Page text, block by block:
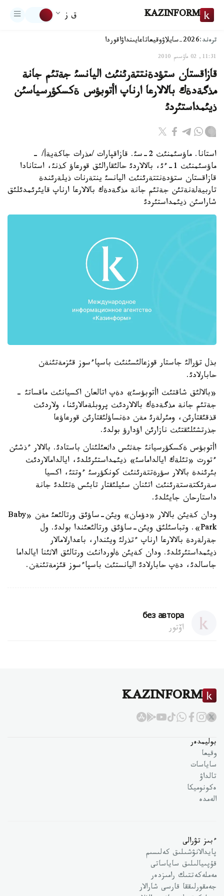
KAZINFORM ق ز
ترەند:2026-سايلاۋ وقيعاتاعايىنداۋاقوردا
11:31, 02 ماۋسىم 2010
قازاقستان ستؤدةنتتةرئنئث اليانسئ جةتئم جانة
مذگةدةك بالالارعا ارناپ اأتوبؤس ةكسكؤرسياسئن
ذيئمداستئردئ
استانا. ماؤسئمنئث 2-سئ. قازاقپارات /مذرات جاكةيةأ/ -
ماؤسئمنئث 1-ءئ، بالالاردئ حالئقارالئق قورعاؤ كذنئ، استانادا
قازاقستان ستؤدةنتتةرئنئث اليانسئ ينتةرنات ذيلةرئندة
تاربيةلةنةتئن جةتئم جانة مذگةدةك بالالارعا ارناپ قايئرئمدئلئق
شاراسئن ذيئمداستئردئ
بذل تؤرالئ جاستار قوزعالئسئنئث باسپاءسوز قئزمةتئنةن
حابارلادئ.
«بالالئق شاقتئث اأتوبؤسئ» دةپ اتالعان اكسيانئث ماقساتئ -
جةتئم جانة مذگةدةك بالالاردئث پروبلةمالارئنا، ولاردئث
قذقئقتارئن، ومئرلةرئ مةن دةنساؤلئقتارئن قورعاؤعا
جذرتشئلئقتئث نازارئن اؤدارؤ بولدئ.
اأتوبؤس ةكسكؤرسيانئ جةثئس داثعئلئنان باستادئ. بالالار ءذشئن
ءتورت «تئلةك ايالداماسئ» ذيئمداستئرئلدئ، ايالدامالاردئث
بئرئندة بالالار سؤرةتتةرئنئث كونكؤرسئ ءوتتئ، اكسيا
سةرئكتةستةرئنئث اتئنان سئيلئقتار تابئس ةتئلدئ جانة
داستارحان جايئلدئ.
ودان كةيئن بالالار «دؤمان» ويئن-ساؤئق ورتالئعئ مةن «Baby
Park». وتباسئلئق ويئن-ساؤئق ورتالئعئندا بولدئ. ول
جةرلةردة بالالارعا ارناپ ءتذرلئ ويئندار، باعدارلامالار
ذيئمداستئرئلدئ. ودان كةيئن ةلوردانئث ورتالئق الاثئنا ايالداما
جاسالدئ، دةپ حابارلادئ اليانستئث باسپاءسوز قئزمةتئنةن.
без автора
اۆتور
KAZINFORM
بوليمدەر
وقيعا
ساياسات
تالداۋ
ەكونوميكا
الەمدە
ءبىز تۋرالى
پايدالانۋشىلىق كەلىسىم
قۇپىيالىلىق ساياساتى
مەملەكەتتىك رامىزدەر
جەمقورلىققا قارسى شارالار